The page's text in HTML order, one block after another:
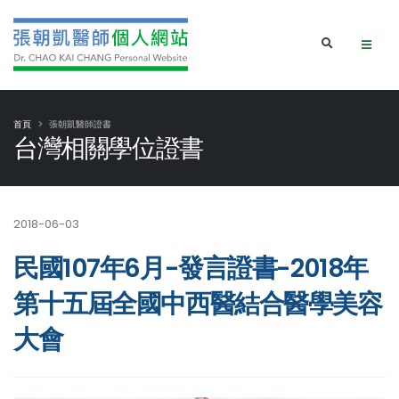
台灣相關學位證書
首頁 張朝凱醫師證書
2018-06-03
民國107年6月-發言證書-2018年
第十五屆全國中西醫結合醫學美容
大會